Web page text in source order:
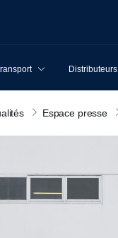
Distributeurs
Espace presse